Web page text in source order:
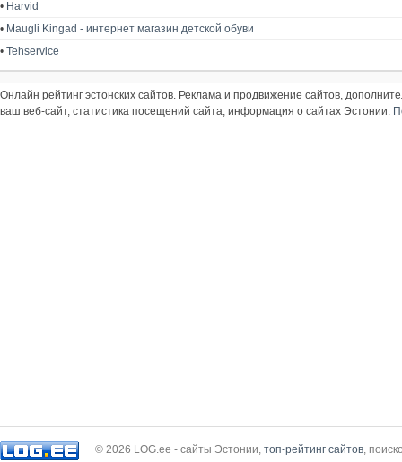
• Harvid
• Maugli Kingad - интернет магазин детской обуви
• Tehservice
Онлайн рейтинг эстонских сайтов. Реклама и продвижение сайтов,
ваш веб-сайт, статистика посещений сайта, информация о сайтах Эстонии.
© 2026 LOG.ee - сайты Эстонии, топ-рейтинг сайтов ,